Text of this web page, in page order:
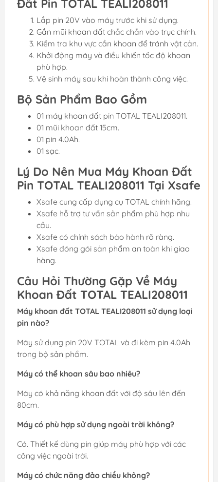
Đất Pin TOTAL TEALI208011
Lắp pin 20V vào máy trước khi sử dụng.
Gắn mũi khoan đất chắc chắn vào trục chính.
Kiểm tra khu vực cần khoan để tránh vật cản.
Khởi động máy và điều khiển tốc độ khoan
phù hợp.
Vệ sinh máy sau khi hoàn thành công việc.
Bộ Sản Phẩm Bao Gồm
01 máy khoan đất pin TOTAL TEALI208011.
01 mũi khoan đất 15cm.
01 pin 4.0Ah.
01 sạc.
Lý Do Nên Mua Máy Khoan Đất
Pin TOTAL TEALI208011 Tại Xsafe
Xsafe cung cấp dụng cụ TOTAL chính hãng.
Xsafe hỗ trợ tư vấn sản phẩm phù hợp nhu
cầu.
Xsafe có chính sách bảo hành rõ ràng.
Xsafe đóng gói sản phẩm an toàn khi giao
hàng.
Câu Hỏi Thường Gặp Về Máy
Khoan Đất TOTAL TEALI208011
Máy khoan đất TOTAL TEALI208011 sử dụng loại
pin nào?
Máy sử dụng pin 20V TOTAL và đi kèm pin 4.0Ah
trong bộ sản phẩm.
Máy có thể khoan sâu bao nhiêu?
Máy có khả năng khoan đất với độ sâu lên đến
80cm.
Máy có phù hợp sử dụng ngoài trời không?
Có. Thiết kế dùng pin giúp máy phù hợp với các
công việc ngoài trời.
Máy có chức năng đảo chiều không?